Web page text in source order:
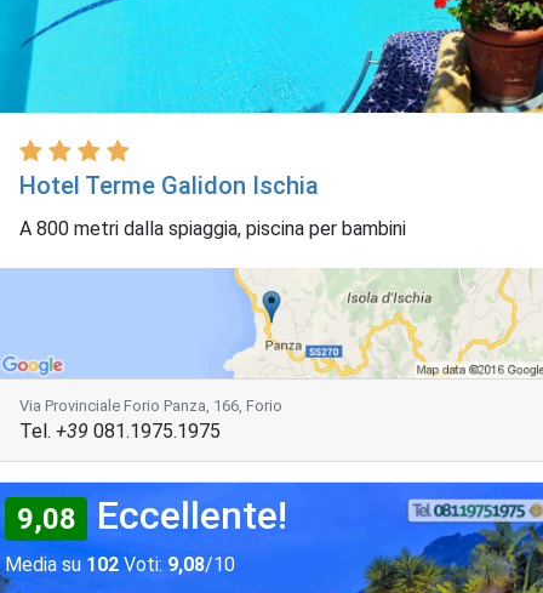
Hotel Terme Galidon Ischia
A 800 metri dalla spiaggia, piscina per bambini
Via Provinciale Forio Panza, 166, Forio
Tel. +39 081.1975.1975
9,08 Eccellente!
Media su 102 Voti: 9,08/10